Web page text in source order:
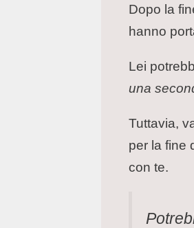
Dopo la
hanno
Lei
una
Tuttavia,
per la fine
con te.